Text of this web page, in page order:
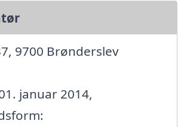
9700 Brønderslev
januar 2014,